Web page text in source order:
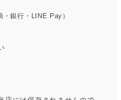
・銀行・LINE Pay）